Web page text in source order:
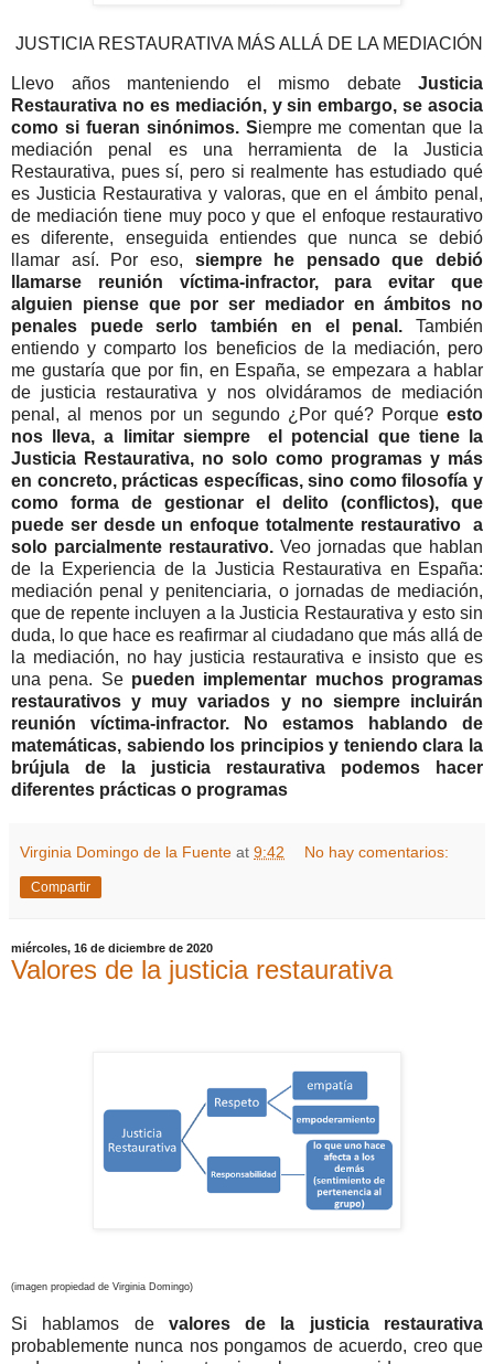
JUSTICIA RESTAURATIVA MÁS ALLÁ DE LA MEDIACIÓN
Llevo años manteniendo el mismo debate Justicia
Restaurativa no es mediación, y sin embargo, se asocia
como si fueran sinónimos. Siempre me comentan que la
mediación penal es una herramienta de la Justicia
Restaurativa, pues sí, pero si realmente has estudiado qué
es Justicia Restaurativa y valoras, que en el ámbito penal,
de mediación tiene muy poco y que el enfoque restaurativo
es diferente, enseguida entiendes que nunca se debió
llamar así. Por eso, siempre he pensado que debió
llamarse reunión víctima-infractor, para evitar que
alguien piense que por ser mediador en ámbitos no
penales puede serlo también en el penal. También
entiendo y comparto los beneficios de la mediación, pero
me gustaría que por fin, en España, se empezara a hablar
de justicia restaurativa y nos olvidáramos de mediación
penal, al menos por un segundo ¿Por qué? Porque esto
nos lleva, a limitar siempre el potencial que tiene la
Justicia Restaurativa, no solo como programas y más
en concreto, prácticas específicas, sino como filosofía y
como forma de gestionar el delito (conflictos), que
puede ser desde un enfoque totalmente restaurativo a
solo parcialmente restaurativo. Veo jornadas que hablan
de la Experiencia de la Justicia Restaurativa en España:
mediación penal y penitenciaria, o jornadas de mediación,
que de repente incluyen a la Justicia Restaurativa y esto sin
duda, lo que hace es reafirmar al ciudadano que más allá de
la mediación, no hay justicia restaurativa e insisto que es
una pena. Sepueden implementar muchos programas
restaurativos y muy variados y no siempre incluirán
reunión víctima-infractor. No estamos hablando de
matemáticas, sabiendo los principios y teniendo clara la
brújula de la justicia restaurativa podemos hacer
diferentes prácticas o programas
Virginia Domingo de la Fuente at 9:42 No hay comentarios:
Compartir
miércoles, 16 de diciembre de 2020
Valores de la justicia restaurativa
(imagen propiedad de Virginia Domingo)
Si hablamos de valores de la justicia restaurativa
probablemente nunca nos pongamos de acuerdo, creo que